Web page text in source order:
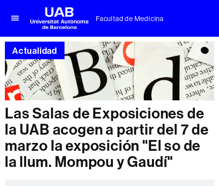
aquí
para
desplegar
el
menú
de
Facultad
Medicina
Universitat
Autònoma
de
Barcelona
Facultad de Medicina
Actualidad
Las Salas de Exposiciones de
la UAB acogen a partir del 7 de
marzo la exposición "El so de
la llum. Mompou y Gaudí"